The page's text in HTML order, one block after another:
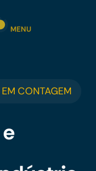
MENU
CONTAGEM